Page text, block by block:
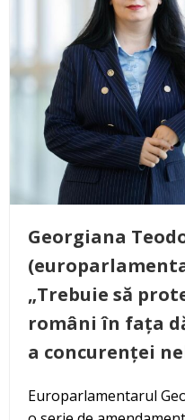
Georgiana
„Trebuie să
români în fața
a concurenței
Europarlamentarul